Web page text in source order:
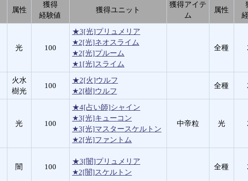
属性
獲得
経験値
獲得ユニット
獲得アイテ
ム
属性
光 100
★3[光]プリュメリア
★2[光]ネオスライム
★2[光]プルーム
★1[光]スライム
全種
火水
樹光
100
★2[火]ウルフ
★2[樹]ウルフ
全種
光 100
★4[占い師]シャイン
★3[光]キューコン
★3[光]マスタースケルトン
★2[光]ファントム
中帝粒 光
闇 100
★3[闇]プリュメリア
★2[闇]スケルトン
全種